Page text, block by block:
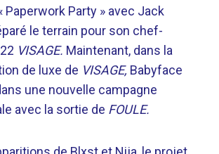
Paperwork Party » avec Jack
le terrain pour son chef-
VISAGE. Maintenant, dans la
de luxe de VISAGE, Babyface
une nouvelle campagne
avec la sortie de FOULE.